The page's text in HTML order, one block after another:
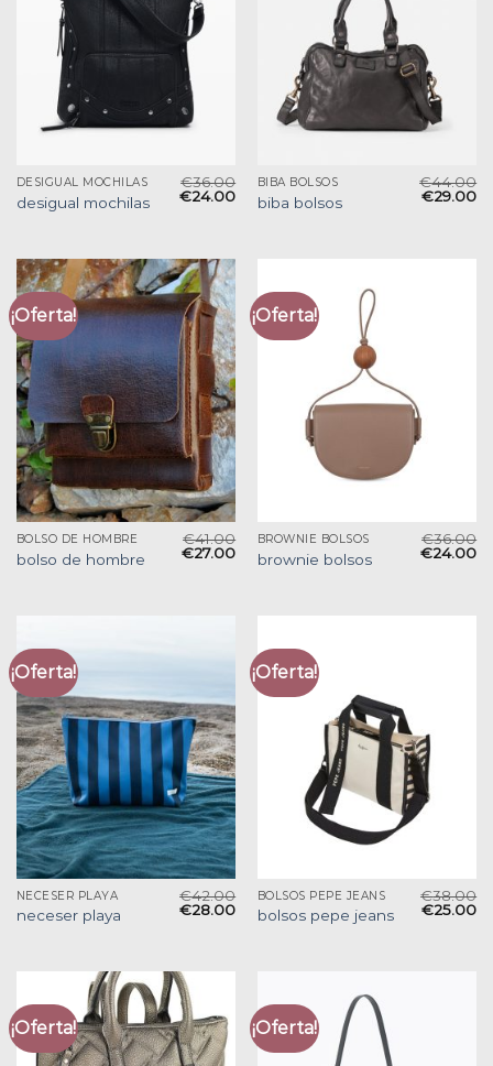
DESIGUAL MOCHILAS
desigual mochilas
€36.00
€24.00
BIBA BOLSOS
biba bolsos
€44.00
€29.00
¡Oferta!
BOLSO DE HOMBRE
bolso de hombre
€41.00
€27.00
¡Oferta!
BROWNIE BOLSOS
brownie bolsos
€36.00
€24.00
¡Oferta!
NECESER PLAYA
neceser playa
€42.00
€28.00
¡Oferta!
BOLSOS PEPE JEANS
bolsos pepe jeans
€38.00
€25.00
¡Oferta! ¡Oferta!